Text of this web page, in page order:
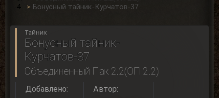
Бонусный тайник-Курчатов-37
Тайник
Бонусный тайник-
Курчатов-37
Объединенный Пак 2.2(ОП 2.2)
Добавлено: Автор: